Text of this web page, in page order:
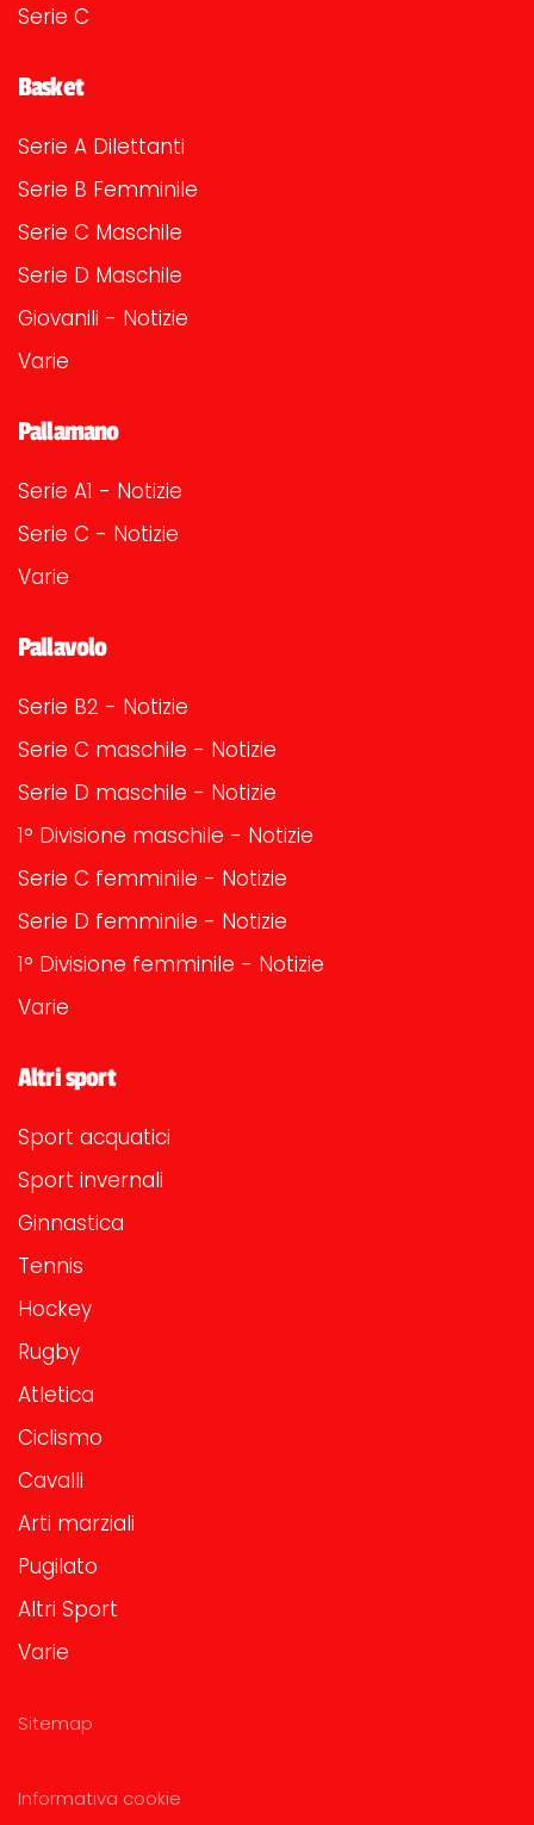
Serie C
Basket
Serie A Dilettanti
Serie B Femminile
Serie C Maschile
Serie D Maschile
Giovanili - Notizie
Varie
Pallamano
Serie A1 - Notizie
Serie C - Notizie
Varie
Pallavolo
Serie B2 - Notizie
Serie C maschile - Notizie
Serie D maschile - Notizie
1° Divisione maschile - Notizie
Serie C femminile - Notizie
Serie D femminile - Notizie
1° Divisione femminile - Notizie
Varie
Altri sport
Sport acquatici
Sport invernali
Ginnastica
Tennis
Hockey
Rugby
Atletica
Ciclismo
Cavalli
Arti marziali
Pugilato
Altri Sport
Varie
Sitemap
Informativa cookie